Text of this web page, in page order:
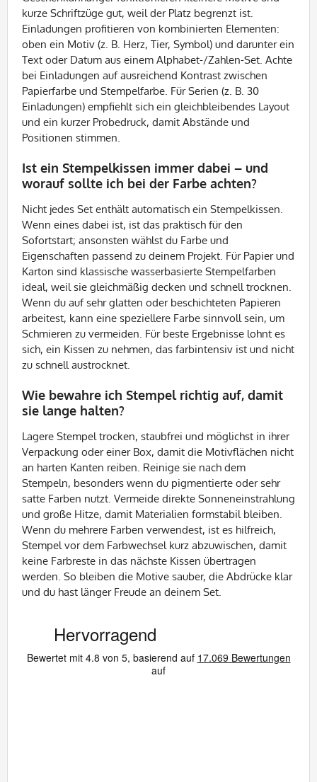
kurze Schriftzüge gut, weil der Platz begrenzt ist.
Einladungen profitieren von kombinierten Elementen:
oben ein Motiv (z. B. Herz, Tier, Symbol) und darunter ein
Text oder Datum aus einem Alphabet-/Zahlen-Set. Achte
bei Einladungen auf ausreichend Kontrast zwischen
Papierfarbe und Stempelfarbe. Für Serien (z. B. 30
Einladungen) empfiehlt sich ein gleichbleibendes Layout
und ein kurzer Probedruck, damit Abstände und
Positionen stimmen.
Ist ein Stempelkissen immer dabei – und
worauf sollte ich bei der Farbe achten?
Nicht jedes Set enthält automatisch ein Stempelkissen.
Wenn eines dabei ist, ist das praktisch für den
Sofortstart; ansonsten wählst du Farbe und
Eigenschaften passend zu deinem Projekt. Für Papier und
Karton sind klassische wasserbasierte Stempelfarben
ideal, weil sie gleichmäßig decken und schnell trocknen.
Wenn du auf sehr glatten oder beschichteten Papieren
arbeitest, kann eine speziellere Farbe sinnvoll sein, um
Schmieren zu vermeiden. Für beste Ergebnisse lohnt es
sich, ein Kissen zu nehmen, das farbintensiv ist und nicht
zu schnell austrocknet.
Wie bewahre ich Stempel richtig auf, damit
sie lange halten?
Lagere Stempel trocken, staubfrei und möglichst in ihrer
Verpackung oder einer Box, damit die Motivflächen nicht
an harten Kanten reiben. Reinige sie nach dem
Stempeln, besonders wenn du pigmentierte oder sehr
satte Farben nutzt. Vermeide direkte Sonneneinstrahlung
und große Hitze, damit Materialien formstabil bleiben.
Wenn du mehrere Farben verwendest, ist es hilfreich,
Stempel vor dem Farbwechsel kurz abzuwischen, damit
keine Farbreste in das nächste Kissen übertragen
werden. So bleiben die Motive sauber, die Abdrücke klar
und du hast länger Freude an deinem Set.